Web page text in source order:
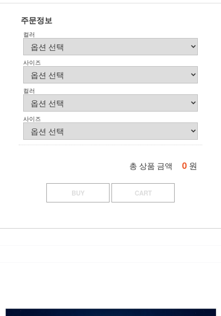
주문정보
컬러
사이즈
컬러
사이즈
총 상품 금액 0 원
BUY CART